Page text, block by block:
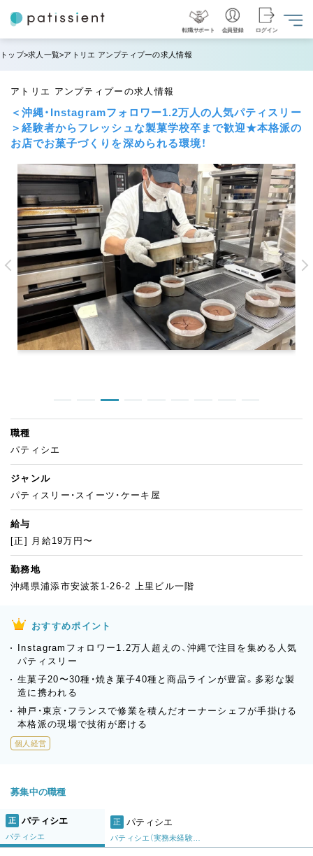
転職サポート 会員登録 ログイン
トップ 求人一覧 アトリエ アンプティプーの求人情報
アトリエ アンプティプーの求人情報
＜沖縄・Instagramフォロワー1.2万人の人気パティスリー
＞経験者からフレッシュな製菓学校卒まで歓迎★本格派の
お店でお菓子づくりを深められる環境！
職種
パティシエ
ジャンル
パティスリー・スイーツ・ケーキ屋
給与
[正] 月給19万円〜
勤務地
沖縄県浦添市安波茶1-26-2 上里ビル一階
おすすめポイント
Instagramフォロワー1.2万人超えの、沖縄で注目を集める人気
パティスリー
生菓子20〜30種・焼き菓子40種と商品ラインが豊富。多彩な製
造に携われる
神戸・東京・フランスで修業を積んだオーナーシェフが手掛ける
本格派の現場で技術が磨ける
個人経営
募集中の職種
正 パティシエ
パティシエ
正 パティシエ
パティシエ（実務未経験・第二新卒）